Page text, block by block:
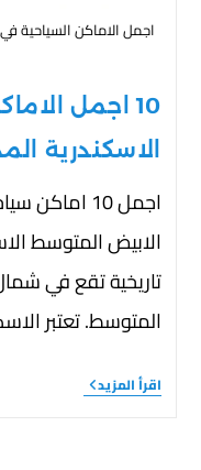
اجمل الاماكن السياحية
10 اجمل
الاسكندرية
اجمل 10
الابيض المتوسط
تاريخية تقع في
المتوسط. تعتبر
اقرأ المزيد